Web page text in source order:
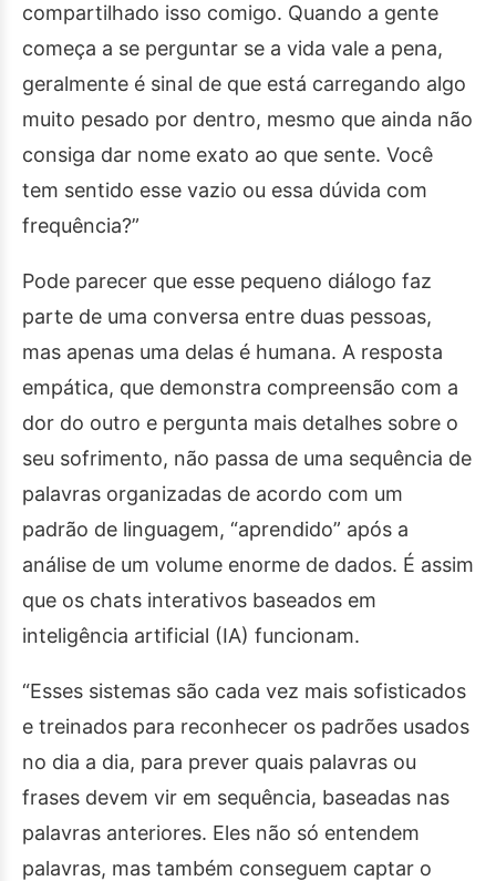
compartilhado isso comigo. Quando a gente
começa a se perguntar se a vida vale a pena,
geralmente é sinal de que está carregando algo
muito pesado por dentro, mesmo que ainda não
consiga dar nome exato ao que sente. Você
tem sentido esse vazio ou essa dúvida com
frequência?”
Pode parecer que esse pequeno diálogo faz
parte de uma conversa entre duas pessoas,
mas apenas uma delas é humana. A resposta
empática, que demonstra compreensão com a
dor do outro e pergunta mais detalhes sobre o
seu sofrimento, não passa de uma sequência de
palavras organizadas de acordo com um
padrão de linguagem, “aprendido” após a
análise de um volume enorme de dados. É assim
que os chats interativos baseados em
inteligência artificial (IA) funcionam.
“Esses sistemas são cada vez mais sofisticados
e treinados para reconhecer os padrões usados
no dia a dia, para prever quais palavras ou
frases devem vir em sequência, baseadas nas
palavras anteriores. Eles não só entendem
palavras, mas também conseguem captar o